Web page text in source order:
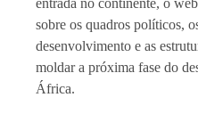
entrada no continente, o
sobre os quadros políticos,
desenvolvimento e as
moldar a próxima fase do
África.